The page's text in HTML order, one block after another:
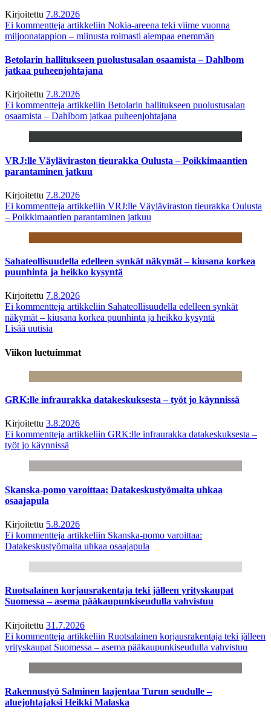
Kirjoitettu 7.8.2026
Ei kommentteja artikkeliin Nokia-areena teki viime vuonna
miljoonatappion – miinusta roimasti aiempaa enemmän
Betolarin hallitukseen puolustusalan osaamista – Dahlbom
jatkaa puheenjohtajana
Kirjoitettu 7.8.2026
Ei kommentteja artikkeliin Betolarin hallitukseen puolustusalan
osaamista – Dahlbom jatkaa puheenjohtajana
VRJ:lle Väyläviraston tieurakka Oulusta – Poikkimaantien
parantaminen jatkuu
Kirjoitettu 7.8.2026
Ei kommentteja artikkeliin VRJ:lle Väyläviraston tieurakka Oulusta
– Poikkimaantien parantaminen jatkuu
Sahateollisuudella edelleen synkät näkymät – kiusana korkea
puunhinta ja heikko kysyntä
Kirjoitettu 7.8.2026
Ei kommentteja artikkeliin Sahateollisuudella edelleen synkät
näkymät – kiusana korkea puunhinta ja heikko kysyntä
Lisää uutisia
Viikon luetuimmat
GRK:lle infraurakka datakeskuksesta – työt jo käynnissä
Kirjoitettu 3.8.2026
Ei kommentteja artikkeliin GRK:lle infraurakka datakeskuksesta –
työt jo käynnissä
Skanska-pomo varoittaa: Datakeskustyömaita uhkaa
osaajapula
Kirjoitettu 5.8.2026
Ei kommentteja artikkeliin Skanska-pomo varoittaa:
Datakeskustyömaita uhkaa osaajapula
Ruotsalainen korjausrakentaja teki jälleen yrityskaupat
Suomessa – asema pääkaupunkiseudulla vahvistuu
Kirjoitettu 31.7.2026
Ei kommentteja artikkeliin Ruotsalainen korjausrakentaja teki jälleen
yrityskaupat Suomessa – asema pääkaupunkiseudulla vahvistuu
Rakennustyö Salminen laajentaa Turun seudulle –
aluejohtajaksi Heikki Malaska